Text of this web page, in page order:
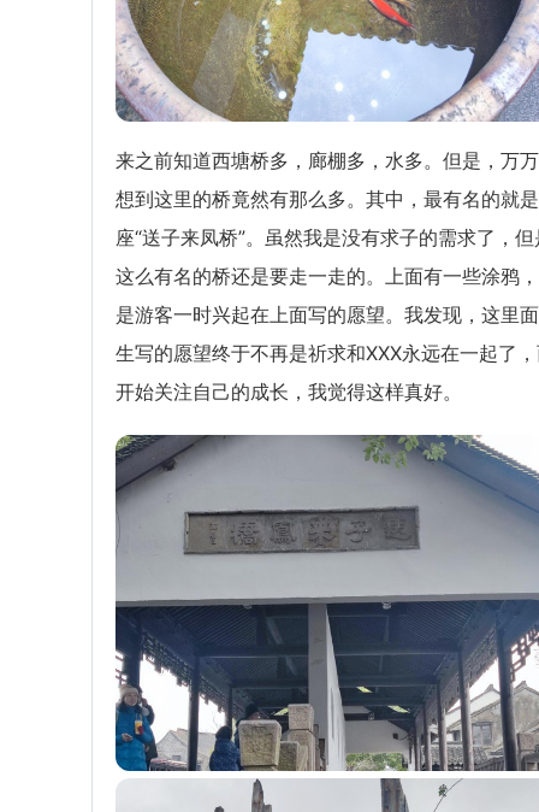
来之前知道西塘桥多，廊棚多，水多。但是，万
想到这里的桥竟然有那么多。其中，最有名的就
座“送子来凤桥”。虽然我是没有求子的需求了，但
这么有名的桥还是要走一走的。上面有一些涂鸦
是游客一时兴起在上面写的愿望。我发现，这里
生写的愿望终于不再是祈求和XXX永远在一起了
开始关注自己的成长，我觉得这样真好。